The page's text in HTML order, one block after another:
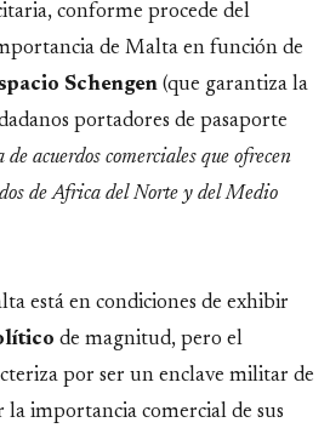
conforme procede del
de Malta en función de
Schengen (que garantiza la
portadores de pasaporte
de acuerdos comerciales que ofrecen
de Africa del Norte y del Medio
está en condiciones de exhibir
de magnitud, pero el
por ser un enclave militar de
importancia comercial de sus